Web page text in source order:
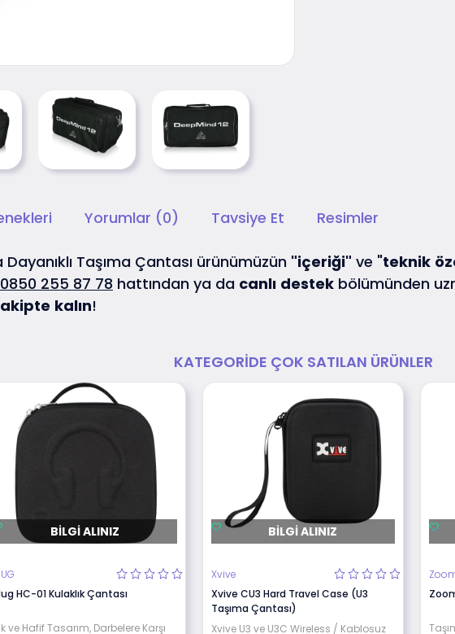
Yorumlar (0) Tavsiye Et Resimler
Dayanıklı Taşıma Çantası ürünümüzün "içeriği" ve "teknik
0850 255 87 78 hattından ya da canlı destek bölümünden
kalın!
KATEGORIDE ÇOK SATILAN ÜRÜNLER
BILGI ALINIZ
HC-01 Kulaklık Çantası
ve Hafif Tasarım, Darbelere Karşı
BILGI ALINIZ
Xvive
Xvive CU3 Hard Travel Case (U3
Taşıma Çantası)
Xvive U3 ve U3C Wireless / Kablosuz